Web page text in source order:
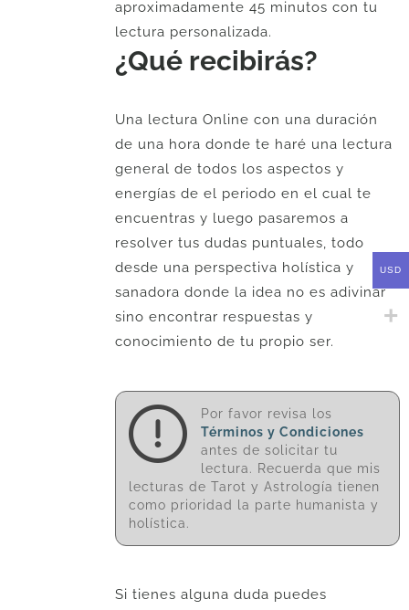
aproximadamente 45 minutos con tu
lectura personalizada.
¿Qué recibirás?
Una lectura Online con una duración
de una hora donde te haré una lectura
general de todos los aspectos y
energías de el periodo en el cual te
encuentras y luego pasaremos a
resolver tus dudas puntuales, todo
desde una perspectiva holística y
sanadora donde la idea no es adivinar
sino encontrar respuestas y
conocimiento de tu propio ser.
Por favor revisa los
Términos y Condiciones
antes de solicitar tu
lectura. Recuerda que mis
lecturas de Tarot y Astrología tienen
como prioridad la parte humanista y
holística.
Si tienes alguna duda puedes
USD